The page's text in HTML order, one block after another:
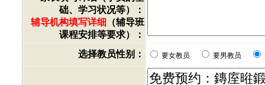
础、学习状况等）：
辅导机构填写详细 （辅导班
课程安排等要求）：
选择教员性别：
要女教员 要男教员